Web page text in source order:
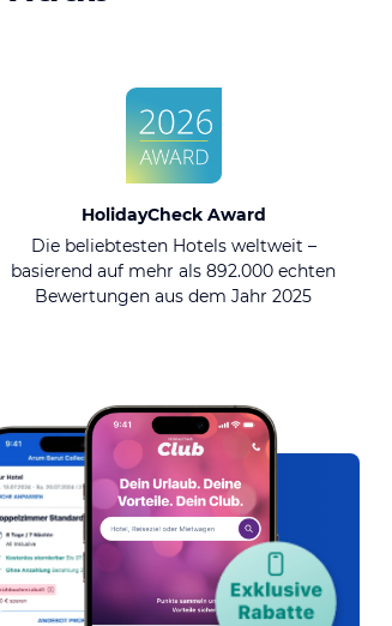
HolidayCheck Award
Die beliebtesten Hotels weltweit –
basierend auf mehr als 892.000 echten
Bewertungen aus dem Jahr 2025